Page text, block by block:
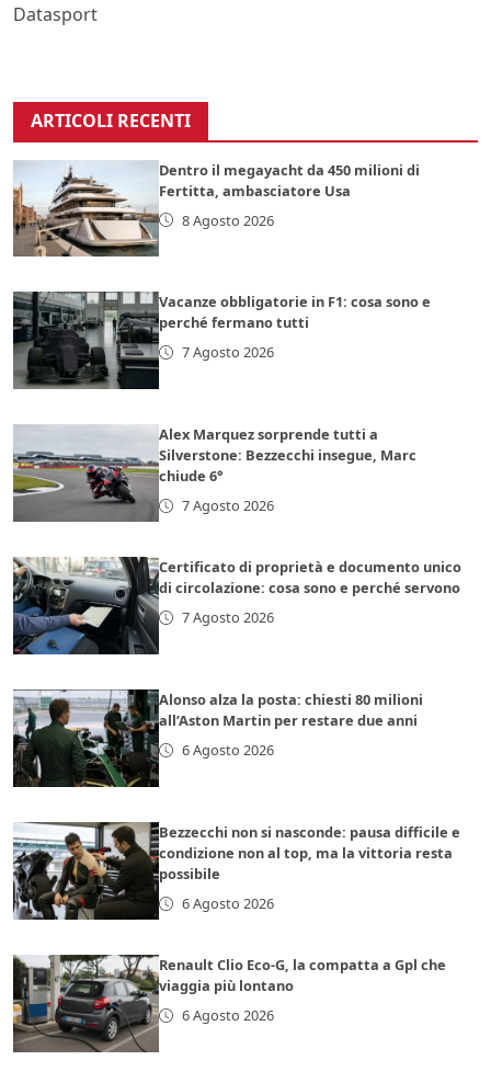
Datasport
ARTICOLI RECENTI
Dentro il megayacht da 450 milioni di
Fertitta, ambasciatore Usa
8 Agosto 2026
Vacanze obbligatorie in F1: cosa sono e
perché fermano tutti
7 Agosto 2026
Alex Marquez sorprende tutti a
Silverstone: Bezzecchi insegue, Marc
chiude 6°
7 Agosto 2026
Certificato di proprietà e documento unico
di circolazione: cosa sono e perché servono
7 Agosto 2026
Alonso alza la posta: chiesti 80 milioni
all’Aston Martin per restare due anni
6 Agosto 2026
Bezzecchi non si nasconde: pausa difficile e
condizione non al top, ma la vittoria resta
possibile
6 Agosto 2026
Renault Clio Eco-G, la compatta a Gpl che
viaggia più lontano
6 Agosto 2026